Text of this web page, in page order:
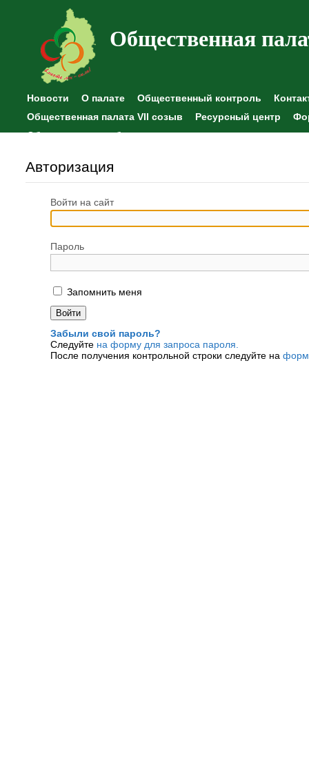
Общественная
Новости О палате Общественный контроль
Общественная палата VII созыв
Ресурсный центр
Общественные наблюдения
Авторизация
Войти на сайт
Пароль
Запомнить меня
Забыли свой пароль?
Следуйте на форму для запроса пароля.
После получения контрольной строки следуйте на